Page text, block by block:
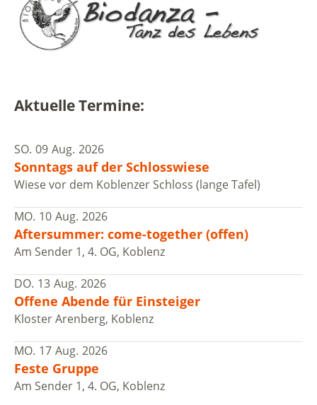
Aktuelle Termine:
SO. 09 Aug. 2026
Sonntags auf der Schlosswiese
Wiese vor dem Koblenzer Schloss (lange Tafel)
MO. 10 Aug. 2026
Aftersummer: come-together (offen)
Am Sender 1, 4. OG, Koblenz
DO. 13 Aug. 2026
Offene Abende für Einsteiger
Kloster Arenberg, Koblenz
MO. 17 Aug. 2026
Feste Gruppe
Am Sender 1, 4. OG, Koblenz